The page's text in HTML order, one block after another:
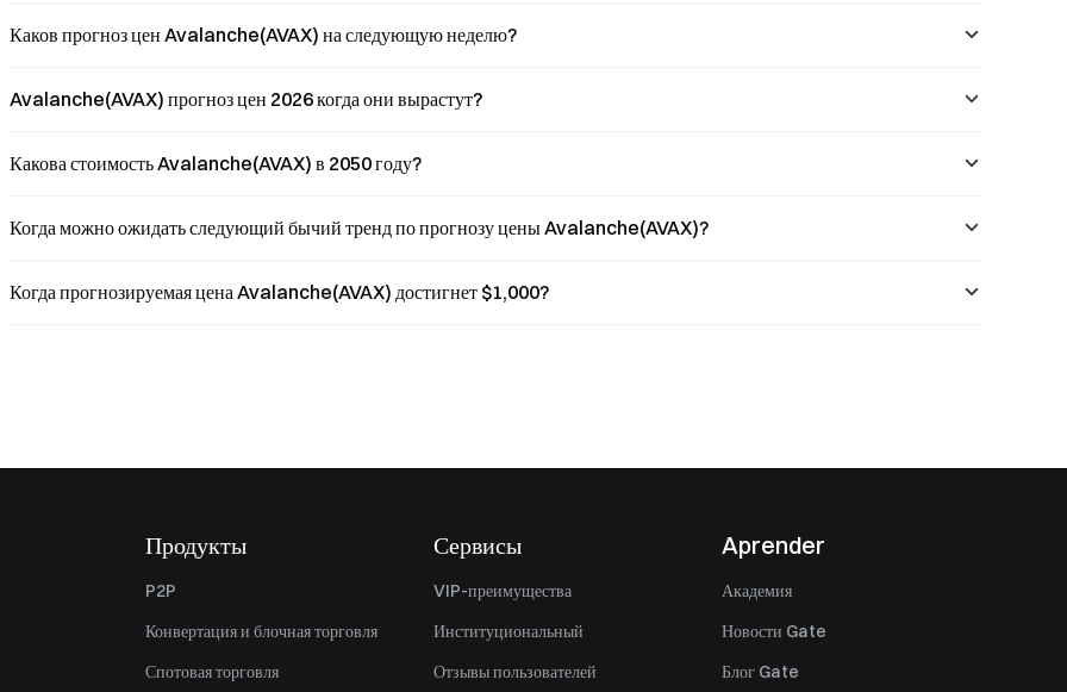
Каков прогноз цен Avalanche(AVAX) на следующую неделю?
Avalanche(AVAX) прогноз цен 2026 когда они вырастут?
Какова стоимость Avalanche(AVAX) в 2050 году?
Когда можно ожидать следующий бычий тренд по прогнозу цены Avalanche(AVAX)?
Когда прогнозируемая цена Avalanche(AVAX) достигнет $1,000?
Продукты
P2P
Конвертация и блочная торговля
Спотовая торговля
Сервисы
VIP-преимущества
Институциональный
Отзывы пользователей
Aprender
Академия
Новости Gate
Блог Gate